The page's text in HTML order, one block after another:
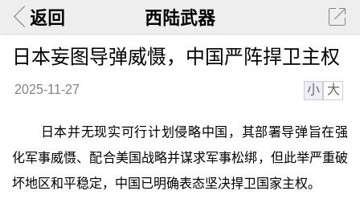
返回 西陆武器
日本妄图导弹威慑，中国严阵捍卫主权
2025-11-27 小 大
日本并无现实可行计划侵略中国，其部署导弹旨在强
化军事威慑、配合美国战略并谋求军事松绑，但此举严重破
坏地区和平稳定，中国已明确表态坚决捍卫国家主权。